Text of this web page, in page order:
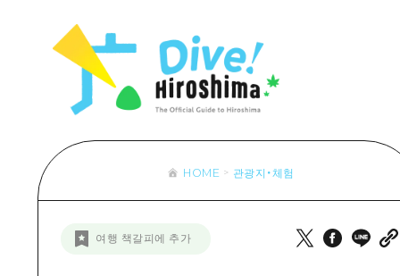
아트
목록
접근
보조 트래픽 요약
HOME 관광지・체험
여행 책갈피에 추가